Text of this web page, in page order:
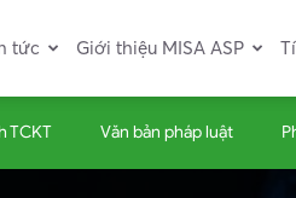
tức Giới thiệu MISA ASP
TCKT Văn bản pháp luật